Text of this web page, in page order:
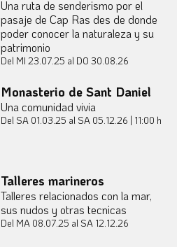
Una ruta de senderismo por el
pasaje de Cap Ras des de donde
poder conocer la naturaleza y su
patrimonio
Del MI 23.07.25 al DO 30.08.26
Monasterio de Sant Daniel
Una comunidad vivia
Del SA 01.03.25 al SA 05.12.26 | 11:00 h
Talleres marineros
Talleres relacionados con la mar,
sus nudos y otras tecnicas
Del MA 08.07.25 al SA 12.12.26